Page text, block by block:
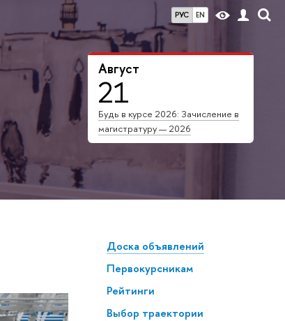
РУС EN
Август
21
Будь в курсе 2026: Зачисление в
магистратуру — 2026
Доска объявлений
Первокурсникам
Рейтинги
Выбор траектории